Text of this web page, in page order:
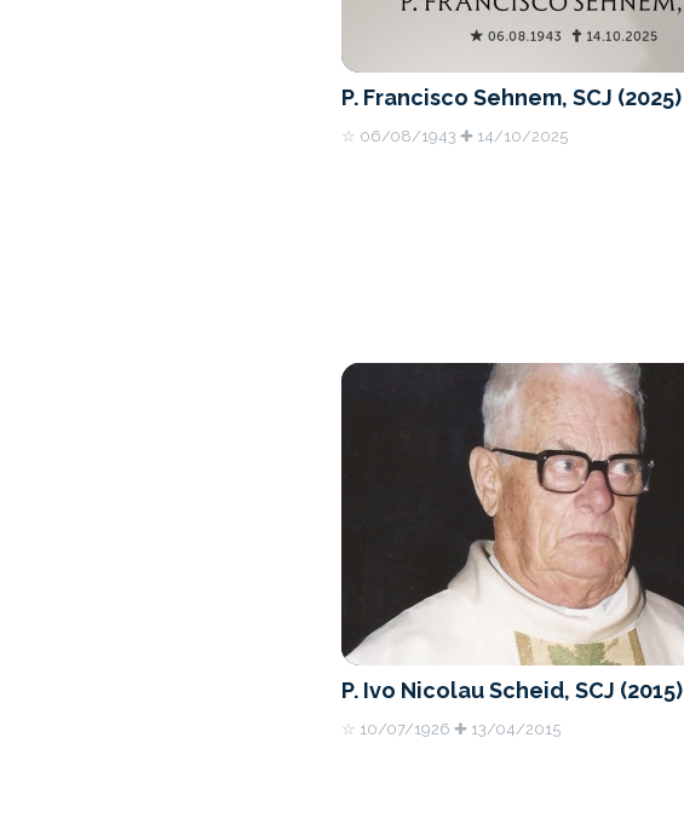
P. Francisco Sehnem, SCJ (2025)
☆ 06/08/1943 ✚ 14/10/2025
P. Ivo Nicolau Scheid, SCJ (2015)
☆ 10/07/1926 ✚ 13/04/2015